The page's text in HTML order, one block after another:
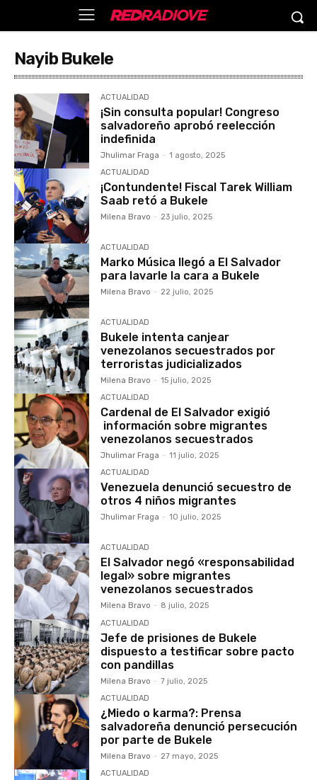
Nayib Bukele
ACTUALIDAD
¡Sin consulta popular! Congreso
salvadoreño aprobó reelección
indefinida
Jhulimar Fraga - 1 agosto, 2025
ACTUALIDAD
¡Contundente! Fiscal Tarek William
Saab retó a Bukele
Milena Bravo - 23 julio, 2025
ACTUALIDAD
Marko Música llegó a El Salvador
para lavarle la cara a Bukele
Milena Bravo - 22 julio, 2025
ACTUALIDAD
Bukele intenta canjear
venezolanos secuestrados por
terroristas judicializados
Milena Bravo - 15 julio, 2025
ACTUALIDAD
Cardenal de El Salvador exigió
información sobre migrantes
venezolanos secuestrados
Jhulimar Fraga - 11 julio, 2025
ACTUALIDAD
Venezuela denunció secuestro de
otros 4 niños migrantes
Jhulimar Fraga - 10 julio, 2025
ACTUALIDAD
El Salvador negó «responsabilidad
legal» sobre migrantes
venezolanos secuestrados
Milena Bravo - 8 julio, 2025
ACTUALIDAD
Jefe de prisiones de Bukele
dispuesto a testificar sobre pacto
con pandillas
Milena Bravo - 7 julio, 2025
ACTUALIDAD
¿Miedo o karma?: Prensa
salvadoreña denunció persecución
por parte de Bukele
Milena Bravo - 27 mayo, 2025
ACTUALIDAD